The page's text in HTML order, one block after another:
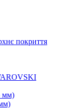
покриття
мм)